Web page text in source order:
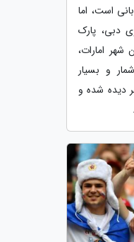
است، اما
دبی، پارک
امارات،
و بسیار
دیده شده و